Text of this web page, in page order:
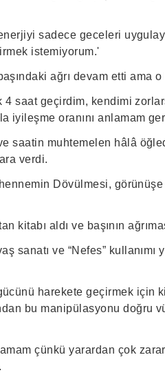
sadece geceleri
istemiyorum.'
ağrı devam etti ama
4 saat geçirdim, kendimi
iyileşme oranını anlamam
ve saatin muhtemelen hâlâ
verdi.
Dövülmesi,
kitabı aldı ve başının
sanatı ve “Nefes”
harekete geçirmek için
bu manipülasyonu doğru
çünkü yarardan çok